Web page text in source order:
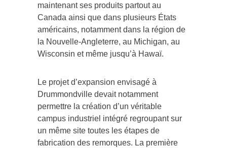
maintenant ses produits partout au
Canada ainsi que dans plusieurs États
américains, notamment dans la région de
la Nouvelle-Angleterre, au Michigan, au
Wisconsin et même jusqu’à Hawaï.
Le projet d’expansion envisagé à
Drummondville devait notamment
permettre la création d’un véritable
campus industriel intégré regroupant sur
un même site toutes les étapes de
fabrication des remorques. La première